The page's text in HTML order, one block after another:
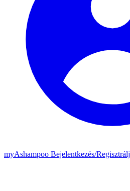
myAshampoo Bejelentkezés/Regisztrálj